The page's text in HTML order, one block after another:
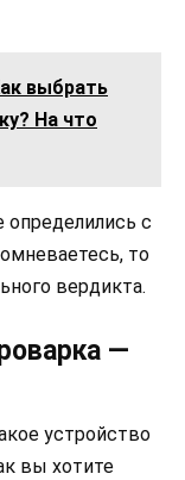
выбрать
На что
определились с
то
вердикта.
—
устройство
вы хотите